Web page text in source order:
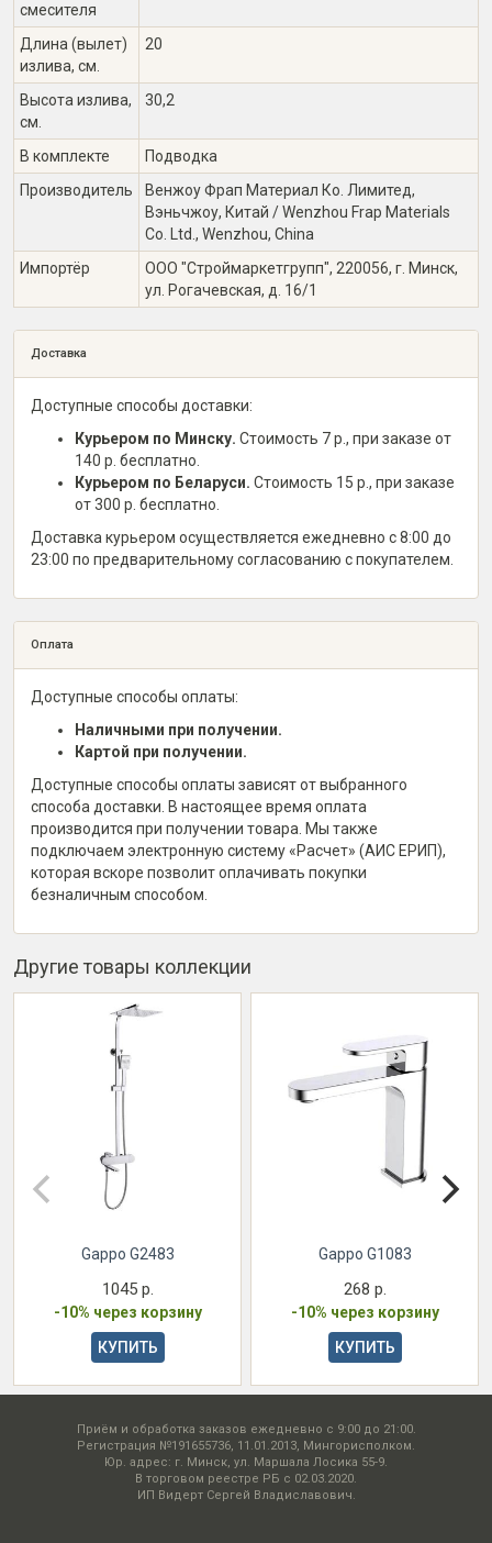
смесителя
Длина (вылет)
излива, см.
20
Высота излива,
см.
30,2
В комплекте
Подводка
Производитель
Венжоу Фрап Материал Ко. Лимитед,
Вэньчжоу, Китай / Wenzhou Frap Materials
Co. Ltd., Wenzhou, China
Импортёр
ООО "Строймаркетгрупп", 220056, г. Минск,
ул. Рогачевская, д. 16/1
Доставка
Доступные способы доставки:
Курьером по Минску. Стоимость 7 р., при заказе от
140 р. бесплатно.
Курьером по Беларуси. Стоимость 15 р., при заказе
от 300 р. бесплатно.
Доставка курьером осуществляется ежедневно с 8:00 до
23:00 по предварительному согласованию с покупателем.
Оплата
Доступные способы оплаты:
Наличными при получении.
Картой при получении.
Доступные способы оплаты зависят от выбранного
способа доставки. В настоящее время оплата
производится при получении товара. Мы также
подключаем электронную систему «Расчет» (АИС ЕРИП),
которая вскоре позволит оплачивать покупки
безналичным способом.
Другие товары коллекции
Gappo G2483
1045 р.
-10% через корзину
КУПИТЬ
Gappo G1083
268 р.
-10% через корзину
КУПИТЬ
Приём и обработка заказов ежедневно с 9:00 до 21:00.
Регистрация №191655736, 11.01.2013, Мингорисполком.
Юр. адрес: г. Минск, ул. Маршала Лосика 55-9.
В торговом реестре РБ с 02.03.2020.
ИП Видерт Сергей Владиславович.